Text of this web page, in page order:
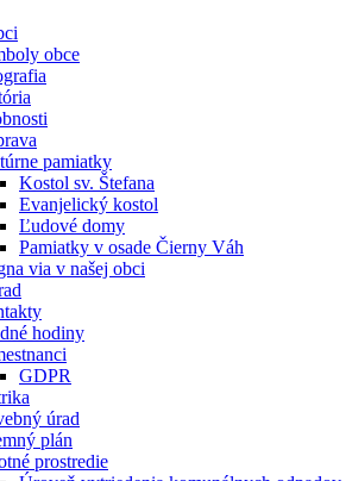
obce
pamiatky
Kostol sv. Štefana
Evanjelický kostol
Ľudové domy
Pamiatky v osade Čierny Váh
via v našej obci
hodiny
GDPR
úrad
plán
prostredie